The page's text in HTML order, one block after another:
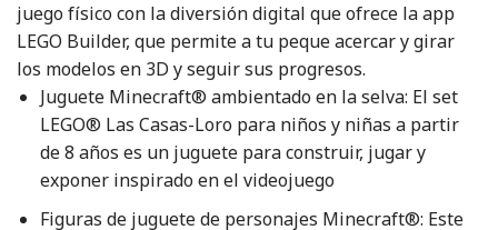
juego físico con la diversión digital que ofrece la app
LEGO Builder, que permite a tu peque acercar y girar
los modelos en 3D y seguir sus progresos.
Juguete Minecraft® ambientado en la selva: El set
LEGO® Las Casas-Loro para niños y niñas a partir
de 8 años es un juguete para construir, jugar y
exponer inspirado en el videojuego
Figuras de juguete de personajes Minecraft®: Este